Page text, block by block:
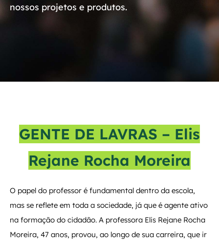
nossos projetos e produtos.
GENTE DE LAVRAS – Elis
Rejane Rocha Moreira
O papel do professor é fundamental dentro da escola,
mas se reflete em toda a sociedade, já que é agente ativo
na formação do cidadão. A professora Elis Rejane Rocha
Moreira, 47 anos, provou, ao longo de sua carreira, que ir